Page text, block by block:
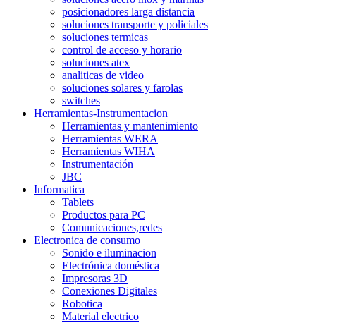
posicionadores larga distancia
soluciones transporte y policiales
soluciones termicas
control de acceso y horario
soluciones atex
analiticas de video
soluciones solares y farolas
switches
Herramientas-Instrumentacion
Herramientas y mantenimiento
Herramientas WERA
Herramientas WIHA
Instrumentación
JBC
Informatica
Tablets
Productos para PC
Comunicaciones,redes
Electronica de consumo
Sonido e iluminacion
Electrónica doméstica
Impresoras 3D
Conexiones Digitales
Robotica
Material electrico